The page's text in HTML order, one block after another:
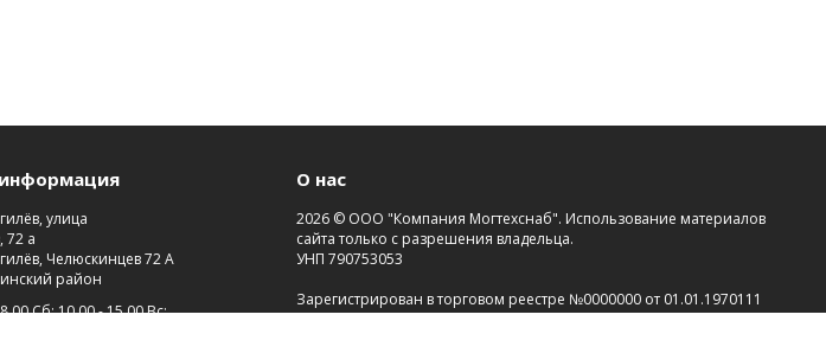
улица
72 а
Челюскинцев 72 А
район
00 Сб: 10 00 - 15 00 Вс:
О нас
2026 © ООО "Компания Могтехснаб". Использование материалов
сайта только с разрешения владельца.
УНП 790753053
Зарегистрирован в торговом реестре №0000000 от 01.01.1970111